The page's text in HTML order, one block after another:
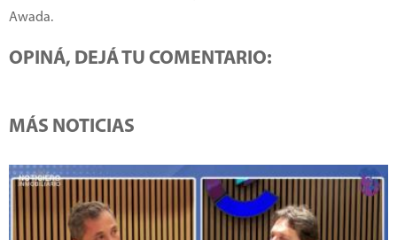
Awada.
OPINÁ, DEJÁ TU COMENTARIO:
MÁS NOTICIAS